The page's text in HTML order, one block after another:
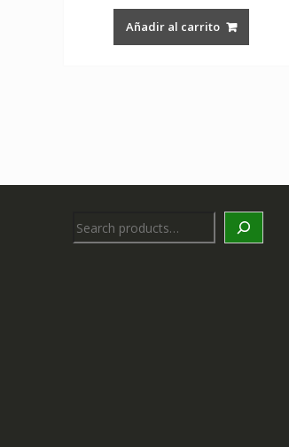
was:
$1,029.00.$605.00.
Añadir al carrito
Search